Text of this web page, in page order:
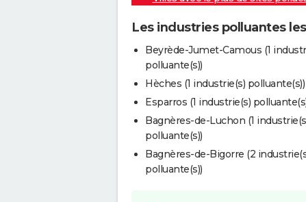
Les industries polluantes
Beyrède-Jumet-Camous (1
polluante(s))
Hèches (1 industrie(s) polluante(s))
Esparros (1 industrie(s)
Bagnères-de-Luchon (1
polluante(s))
Bagnères-de-Bigorre (2
polluante(s))